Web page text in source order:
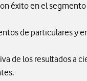
éxito en el segmento
de particulares y
de los resultados a